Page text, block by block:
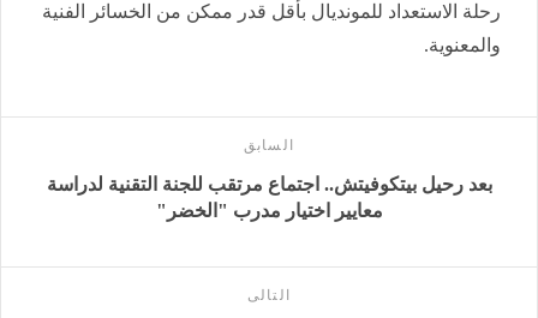
رحلة الاستعداد للمونديال بأقل قدر ممكن من الخسائر الفنية
والمعنوية.
السابق
بعد رحيل بيتكوفيتش.. اجتماع مرتقب للجنة التقنية لدراسة
معايير اختيار مدرب "الخضر"
التالى